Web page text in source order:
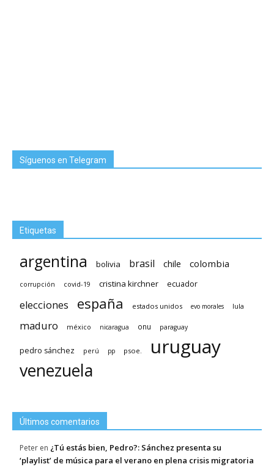
Síguenos en Telegram
Etiquetas
argentina bolivia brasil chile colombia
corrupción covid-19 cristina kirchner ecuador
elecciones españa estados unidos evo morales lula
maduro méxico nicaragua onu paraguay
pedro sánchez perú pp psoe. uruguay
venezuela
Últimos comentarios
Peter en ¿Tú estás bien, Pedro?: Sánchez presenta su
‘playlist’ de música para el verano en plena crisis migratoria